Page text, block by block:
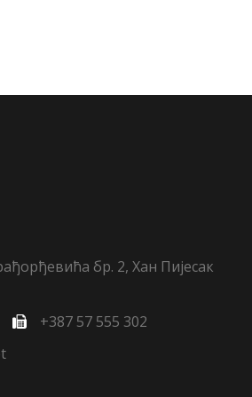
бр. 2, Хан Пијесак
+387 57 555 302